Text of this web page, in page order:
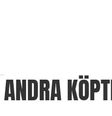
ANDRA